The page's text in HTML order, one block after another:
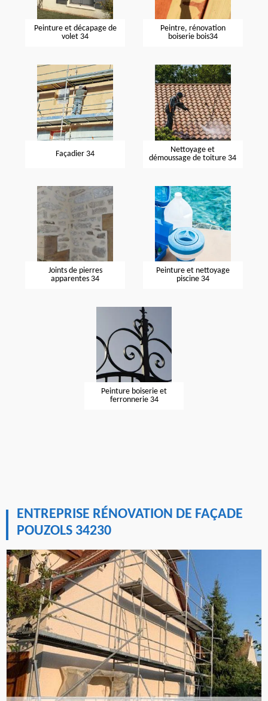
Peinture et décapage de
volet 34
Peintre, rénovation
boiserie bois34
Façadier 34
Nettoyage et
démoussage de toiture 34
Joints de pierres
apparentes 34
Peinture et nettoyage
piscine 34
Peinture boiserie et
ferronnerie 34
ENTREPRISE RÉNOVATION DE FAÇADE
POUZOLS 34230